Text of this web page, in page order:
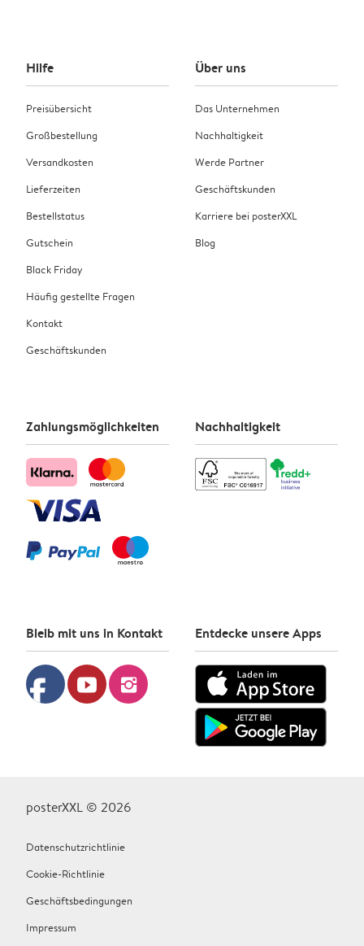
Hilfe
Preisübersicht
Großbestellung
Versandkosten
Lieferzeiten
Bestellstatus
Gutschein
Black Friday
Häufig gestellte Fragen
Kontakt
Geschäftskunden
Über uns
Das Unternehmen
Nachhaltigkeit
Werde Partner
Geschäftskunden
Karriere bei posterXXL
Blog
Zahlungsmöglichkeiten Nachhaltigkeit
Bleib mit uns in Kontakt
facebook youtube instagram
Entdecke unsere Apps
posterXXL © 2026
Datenschutzrichtlinie
Cookie-Richtlinie
Geschäftsbedingungen
Impressum